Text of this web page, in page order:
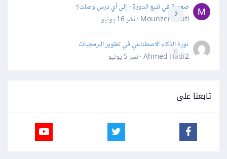
2
صعوبة في تتبع الدورة - إلى أي درس وصلت؟
Mounzer Soufi · نشر
16 يونيو
0
ثورة الذكاء الاصطناعي في تطوير البرمجيات
Ahmed Hadi2 · نشر
5 يونيو
تابعنا على